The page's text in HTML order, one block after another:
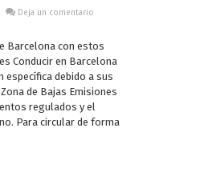
Deja un comentario
Barcelona con estos
Conducir en Barcelona
específica debido a sus
de Bajas Emisiones
regulados y el
Para circular de forma